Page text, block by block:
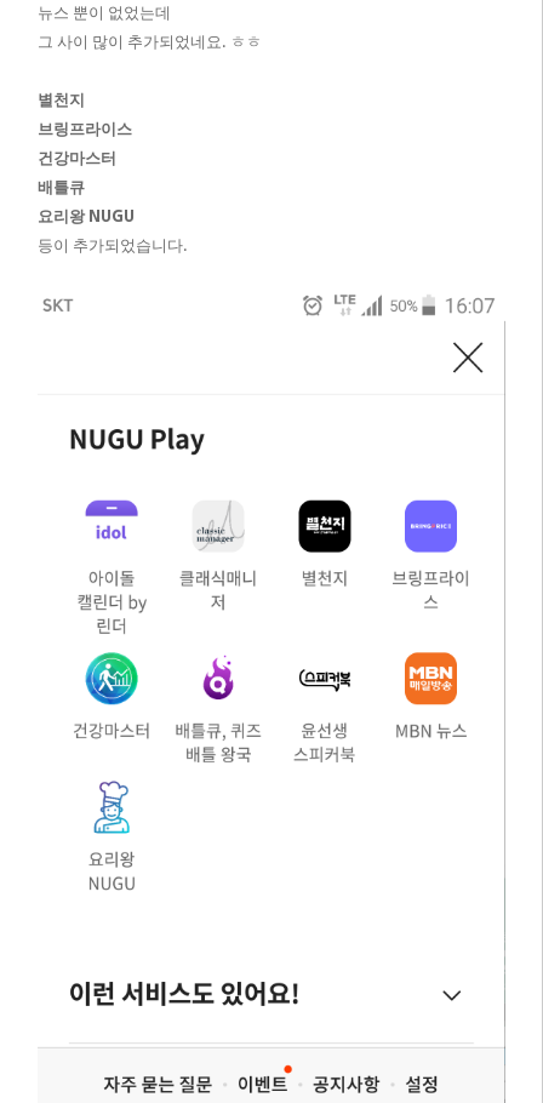
뉴스 뿐이 없었는데
그 사이 많이 추가되었네요. ㅎㅎ
별천지
브링프라이스
건강마스터
배틀큐
요리왕 NUGU
등이 추가되었습니다.